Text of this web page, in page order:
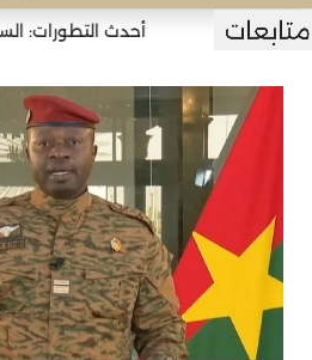
أحدث التطورات: